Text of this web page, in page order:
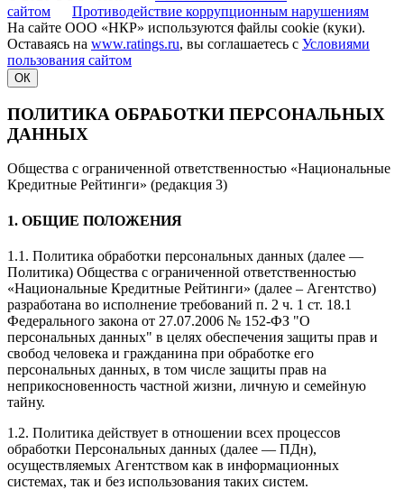
сайтом
Противодействие коррупционным нарушениям
На сайте ООО «НКР» используются файлы cookie (куки).
Оставаясь на www.ratings.ru, вы соглашаетесь с Условиями
пользования сайтом
ОК
ПОЛИТИКА ОБРАБОТКИ ПЕРСОНАЛЬНЫХ
ДАННЫХ
Общества с ограниченной ответственностью «Национальные
Кредитные Рейтинги» (редакция 3)
1. ОБЩИЕ ПОЛОЖЕНИЯ
1.1. Политика обработки персональных данных (далее —
Политика) Общества с ограниченной ответственностью
«Национальные Кредитные Рейтинги» (далее – Агентство)
разработана во исполнение требований п. 2 ч. 1 ст. 18.1
Федерального закона от 27.07.2006 № 152-ФЗ "О
персональных данных" в целях обеспечения защиты прав и
свобод человека и гражданина при обработке его
персональных данных, в том числе защиты прав на
неприкосновенность частной жизни, личную и семейную
тайну.
1.2. Политика действует в отношении всех процессов
обработки Персональных данных (далее — ПДн),
осуществляемых Агентством как в информационных
системах, так и без использования таких систем.